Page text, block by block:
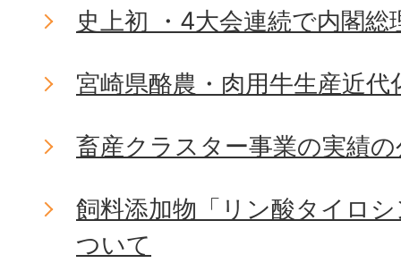
史上初 ・4大会連続で内閣総
宮崎県酪農・肉用牛生産近
畜産クラスター事業の実績
飼料添加物「リン酸タイロ
ついて